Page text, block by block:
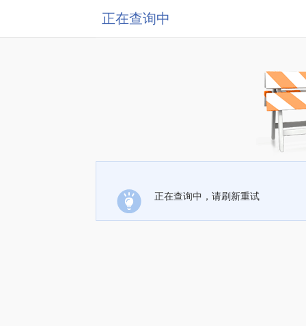
正在查询中
正在查询中，请刷新重试